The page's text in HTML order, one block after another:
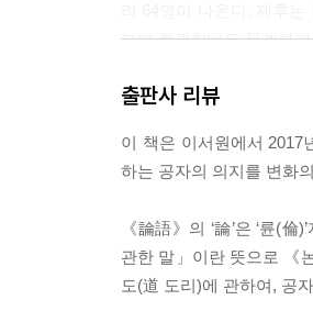
부에 불과한데도 무례하
제4편 이인(里仁)
1. 충서(忠恕)원칙: ‘충서
다.
3. 조문도(朝聞道), 석사
가 이해하기 어렵다고 말
4.군자의 풍모를 잘 묘사하
출판사 리뷰
이 책은 이서원에서
하는 공자의 의지를 변화
《論語》의 ‘論’은 ‘륜(
관한 말」이란 뜻으로 《
도(道 도리)에 관하여, 공